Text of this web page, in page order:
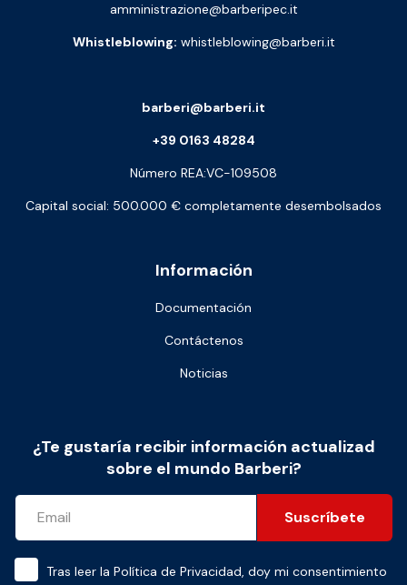
amministrazione@barberipec.it
Whistleblowing: whistleblowing@barberi.it
Información
Documentación
Contáctenos
Noticias
barberi@barberi.it
+39 0163 48284
Número REA:VC-109508
Capital social: 500.000 € completamente desembolsados
¿Te gustaría recibir información actualizad
sobre el mundo Barberi?
Suscríbete
Tras leer la Política de Privacidad, doy mi consentimiento